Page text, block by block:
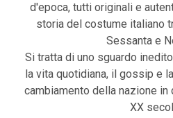
d'epoca, tutti originali e
storia del costume italiano
Sessanta e
Si tratta di uno sguardo
la vita quotidiana, il gossip e
cambiamento della nazione
XX